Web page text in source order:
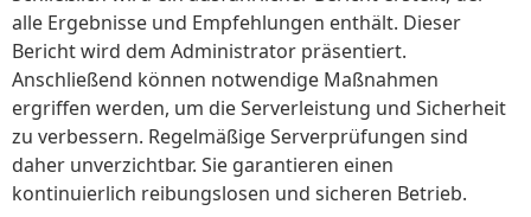
alle Ergebnisse und Empfehlungen enthält. Dieser
Bericht wird dem Administrator präsentiert.
Anschließend können notwendige Maßnahmen
ergriffen werden, um die Serverleistung und Sicherheit
zu verbessern. Regelmäßige Serverprüfungen sind
daher unverzichtbar. Sie garantieren einen
kontinuierlich reibungslosen und sicheren Betrieb.